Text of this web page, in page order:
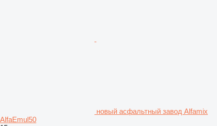
новый асфальтный завод Alfamix
AlfaEmul50